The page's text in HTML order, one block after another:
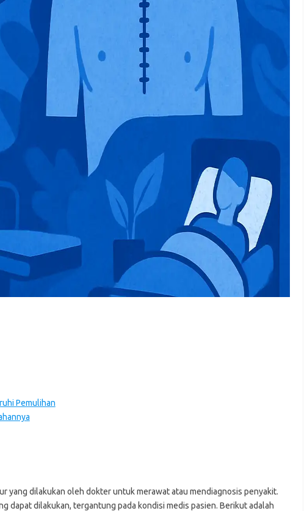
Pemulihan
yang dilakukan oleh dokter untuk merawat atau mendiagnosis penyakit.
dapat dilakukan, tergantung pada kondisi medis pasien. Berikut adalah